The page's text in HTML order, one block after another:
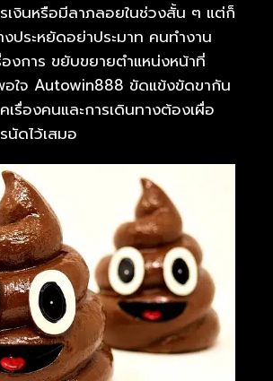
เงินหรือมีลาภลอยในช่วงสั้น ๆ แต่ก็
ประหยัดอย่าประมาท คนทำงาน
องการ ขยับขยายตำแหน่งหน้าที่
อใจ Autowin888 ขัดแข้งขัดขากัน
เรื่องคนและการเดินทางต้องเผื่อ
นัดไว้เสมอ